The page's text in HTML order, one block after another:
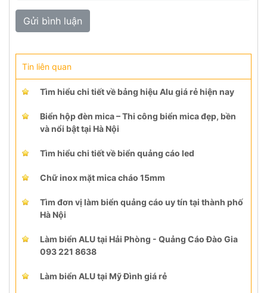
Tin liên quan
Tìm hiểu chi tiết về bảng hiệu Alu giá rẻ hiện nay
Biển hộp đèn mica – Thi công biển mica đẹp, bền
và nổi bật tại Hà Nội
Tìm hiểu chi tiết về biển quảng cáo led
Chữ inox mặt mica cháo 15mm
Tìm đơn vị làm biển quảng cáo uy tín tại thành phố
Hà Nội
Làm biển ALU tại Hải Phòng - Quảng Cáo Đào Gia
093 221 8638
Làm biển ALU tại Mỹ Đình giá rẻ